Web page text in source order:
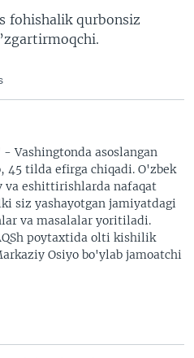
fohishalik qurbonsiz
Vashingtonda asoslangan
45 tilda efirga chiqadi. O'zbek
eshittirishlarda nafaqat
siz yashayotgan jamiyatdagi
va masalalar yoritiladi.
poytaxtida olti kishilik
Osiyo bo'ylab jamoatchi